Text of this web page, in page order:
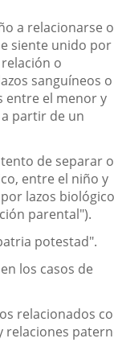
a relacionarse o
siente unido por
o
sanguíneos o
entre el menor y
partir de un
de separar o
entre el niño y
lazos
parental").
potestad".
los casos de
relacionados
relaciones